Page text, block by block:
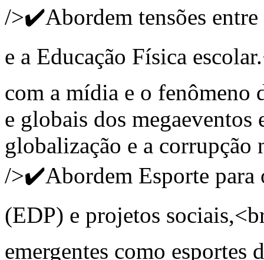
/>✔️Abordem tensões entre
e a Educação Física
com a mídia e o fenômeno
e globais dos
globalização e a
/>✔️Abordem Esporte para
(EDP) e projetos
emergentes como esportes